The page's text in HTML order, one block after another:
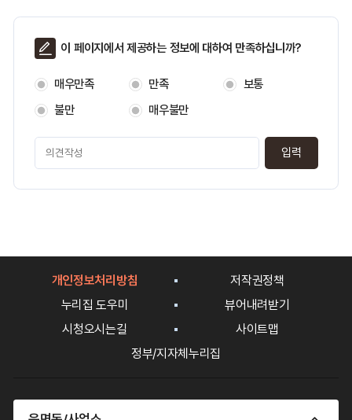
페
이
지
만
족
이 페이지에서 제공하는 정보에 대하여 만족하십니까?
매우만족 만족
보통
불만
매우불만
페
만
가
개인정보처리방침
저작권정책
누리집 도우미
뷰어내려받기
시청오시는길
사이트맵
정부/지자체누리집